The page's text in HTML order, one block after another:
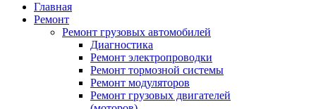
Главная
Ремонт
Ремонт грузовых автомобилей
Диагностика
Ремонт электропроводки
Ремонт тормозной системы
Ремонт модуляторов
Ремонт грузовых двигателей